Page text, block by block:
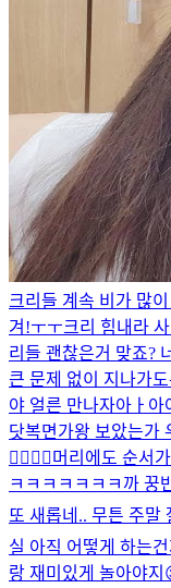
크리들 계속 비가 많
겨!ㅜㅜ크리 힘내라
리들 괜찮은거 맞죠?
큰 문제 없이 지나가
야 얼른 만나자아ㅏ아
닷복면가왕 보았는가
👉🏻👈🏻머리에도 순서
ㅋㅋㅋㅋㅋㅋㅋ 까 꿍
또 새롭네.. 무튼 주
실 아직 어떻게 하는
랑 재미있게 놀아야